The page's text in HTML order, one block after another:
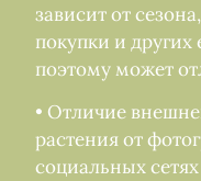
зависит от
покупки и других
поэтому может
• Отличие
растения от
социальных